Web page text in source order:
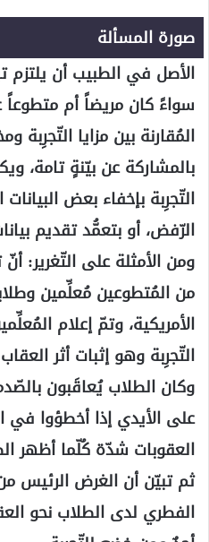
صورة المسألة
الأصل في الطبيب أن يلتزم
سواءً كان مريضاً أم
المُقارنة بين مزايا التّجرِبة
بالمشاركة عن بيّنةٍ تامة،
التّجرِبة بإخفاء بعض
الرّفض، أو بتعمُّد تقديم
ومن الأمثلة على التّغرير:
من المُتطوعين مُعلِّمين
الأمريكية، وتمّ إعلام
التّجرِبة وهو إثبات أثر
وكان الطلاب يُعاقَبون
على الأيدي إذا أخطؤوا في
العقوبات شدّة كُلّما أظهر
ثم تبيّن أن الغرض الرئيس
الفطري لدى الطلاب نحو